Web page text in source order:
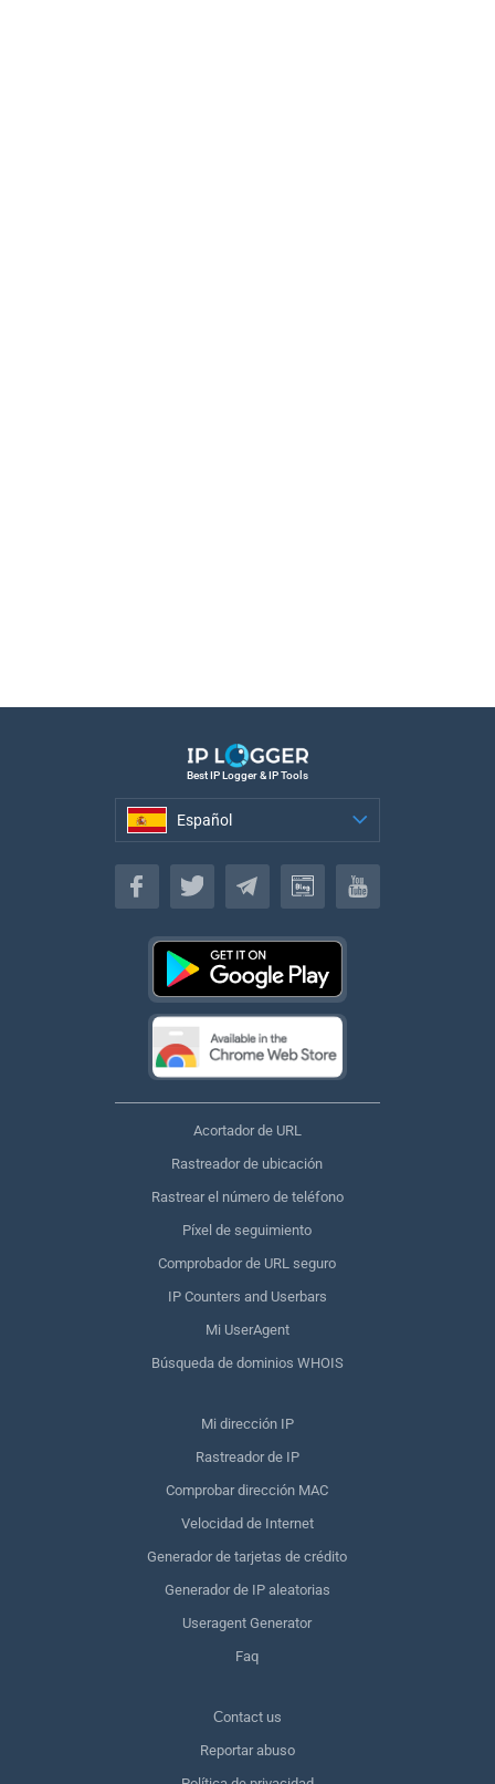
Best IP Logger & IP Tools
Español
Español
Acortador de URL
Rastreador de ubicación
Rastrear el número de teléfono
Píxel de seguimiento
Comprobador de URL seguro
IP Counters and Userbars
Mi UserAgent
Búsqueda de dominios WHOIS
Mi dirección IP
Rastreador de IP
Comprobar dirección MAC
Velocidad de Internet
Generador de tarjetas de crédito
Generador de IP aleatorias
Useragent Generator
Faq
Сontact us
Reportar abuso